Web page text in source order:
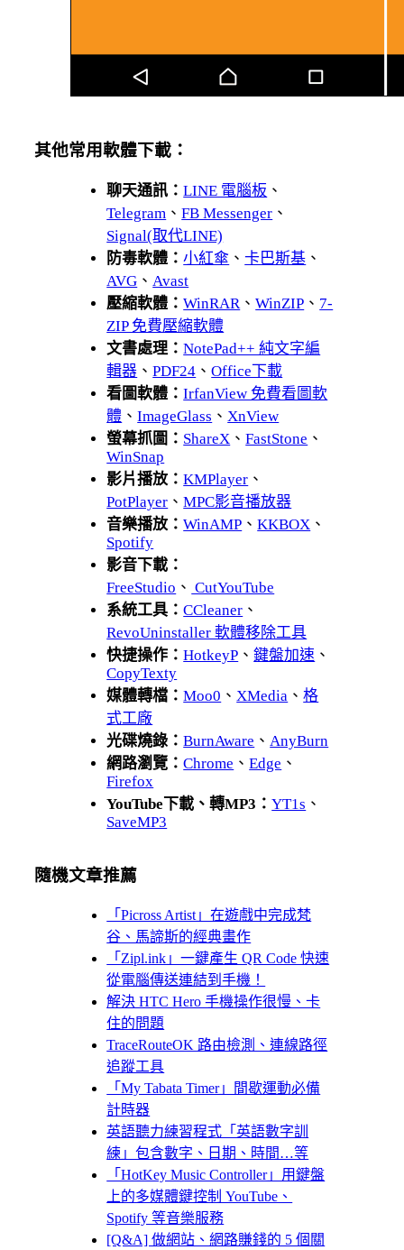
其他常用軟體下載：
聊天通訊：LINE 電腦板 、
Telegram 、FB Messenger 、
Signal(取代LINE)
防毒軟體：小紅傘 、卡巴斯基 、
AVG 、 Avast
壓縮軟體：WinRAR 、WinZIP 、 7-
ZIP 免費壓縮軟體
文書處理：NotePad++ 純文字編
輯器 、PDF24 、Office下載
看圖軟體：IrfanView 免費看圖軟
體 、ImageGlass 、 XnView
螢幕抓圖： ShareX 、FastStone 、
WinSnap
影片播放：KMPlayer 、
PotPlayer 、MPC影音播放器
音樂播放：WinAMP 、KKBOX 、
Spotify
影音下載：
FreeStudio 、 CutYouTube
系統工具：CCleaner 、
RevoUninstaller 軟體移除工具
快捷操作：HotkeyP 、鍵盤加速 、
CopyTexty
媒體轉檔：Moo0 、 XMedia 、格
式工廠
光碟燒錄：BurnAware 、 AnyBurn
網路瀏覽：Chrome 、Edge 、
Firefox
YouTube下載、轉MP3：YT1s 、
SaveMP3
隨機文章推薦
「Picross Artist」在遊戲中完成梵
谷、馬諦斯的經典畫作
「Zipl.ink」一鍵產生 QR Code 快速
從電腦傳送連結到手機！
解決 HTC Hero 手機操作很慢、卡
住的問題
TraceRouteOK 路由檢測、連線路徑
追蹤工具
「My Tabata Timer」間歇運動必備
計時器
英語聽力練習程式「英語數字訓
練」包含數字、日期、時間…等
「HotKey Music Controller」用鍵盤
上的多媒體鍵控制 YouTube、
Spotify 等音樂服務
[Q&A] 做網站、網路賺錢的 5 個關